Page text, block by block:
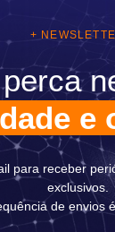
+
e
para receber
exclusivos.
de envios